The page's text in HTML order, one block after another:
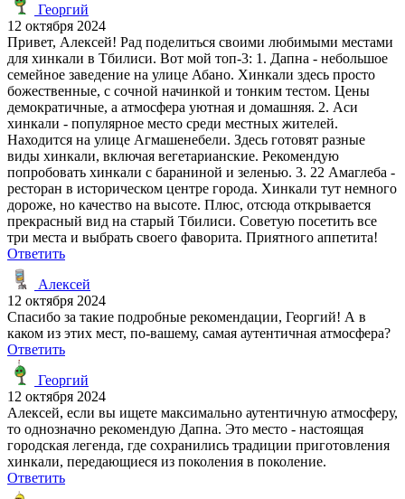
Георгий
12 октября 2024
Привет, Алексей! Рад поделиться своими любимыми местами
для хинкали в Тбилиси. Вот мой топ-3: 1. Дапна - небольшое
семейное заведение на улице Абано. Хинкали здесь просто
божественные, с сочной начинкой и тонким тестом. Цены
демократичные, а атмосфера уютная и домашняя. 2. Аси
хинкали - популярное место среди местных жителей.
Находится на улице Агмашенебели. Здесь готовят разные
виды хинкали, включая вегетарианские. Рекомендую
попробовать хинкали с бараниной и зеленью. 3. 22 Амаглеба -
ресторан в историческом центре города. Хинкали тут немного
дороже, но качество на высоте. Плюс, отсюда открывается
прекрасный вид на старый Тбилиси. Советую посетить все
три места и выбрать своего фаворита. Приятного аппетита!
Ответить
Алексей
12 октября 2024
Спасибо за такие подробные рекомендации, Георгий! А в
каком из этих мест, по-вашему, самая аутентичная атмосфера?
Ответить
Георгий
12 октября 2024
Алексей, если вы ищете максимально аутентичную атмосферу,
то однозначно рекомендую Дапна. Это место - настоящая
городская легенда, где сохранились традиции приготовления
хинкали, передающиеся из поколения в поколение.
Ответить